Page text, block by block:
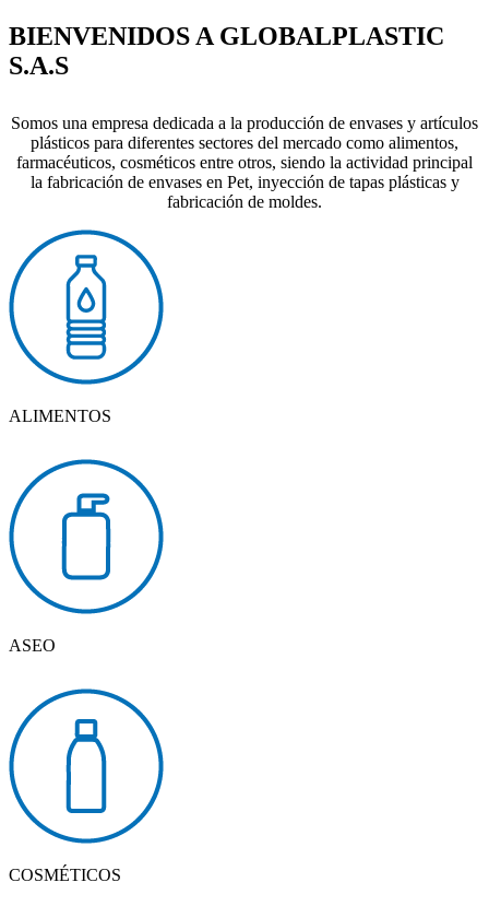
BIENVENIDOS A GLOBALPLASTIC
S.A.S
Somos una empresa dedicada a la producción de envases y artículos
plásticos para diferentes sectores del mercado como alimentos,
farmacéuticos, cosméticos entre otros, siendo la actividad principal
la fabricación de envases en Pet, inyección de tapas plásticas y
fabricación de moldes.
ALIMENTOS
ASEO
COSMÉTICOS